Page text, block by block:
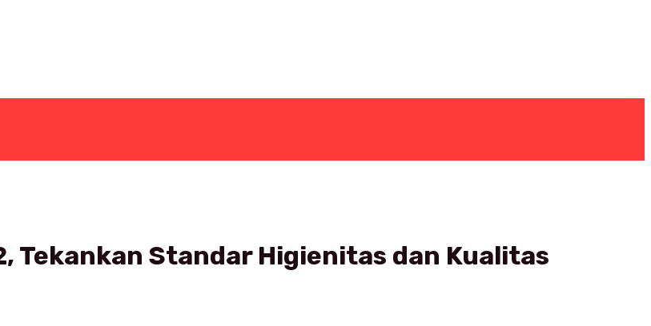
Tekankan Standar Higienitas dan Kualitas